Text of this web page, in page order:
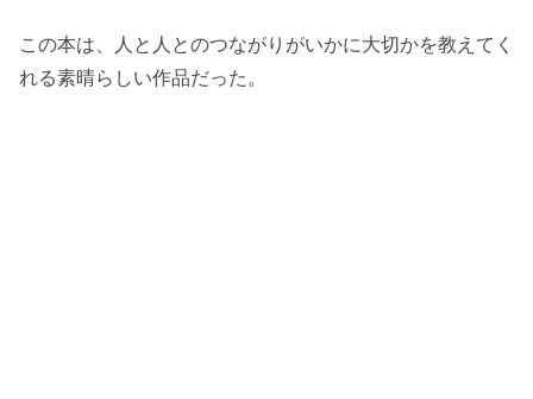
この本は、人と人とのつながりがいかに大切かを教えてく
れる素晴らしい作品だった。